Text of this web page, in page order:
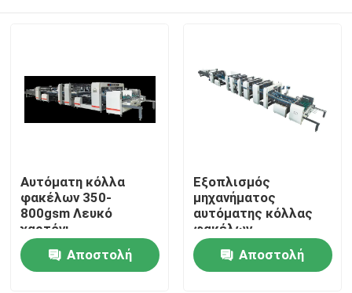
Σπίτι
Προϊόντα
Αυτόματη κόλλα
φακέλων 350-
800gsm Λευκό
χαρτόνι
Αποστολή
Εξοπλισμός
μηχανήματος
αυτόματης κόλλας
φακέλων
ενσωματωμένος με
σαρωτήΑποστολή